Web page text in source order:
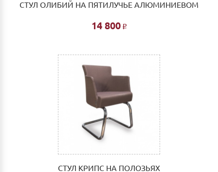
СТУЛ ОЛИБИЙ НА ПЯТИЛУЧЬЕ АЛЮМИНИЕВОМ
14 800 Р
СТУЛ КРИПС НА ПОЛОЗЬЯХ